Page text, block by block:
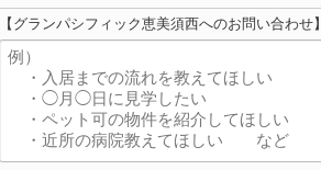
【グランパシフィック恵美須西へのお問い合わせ】